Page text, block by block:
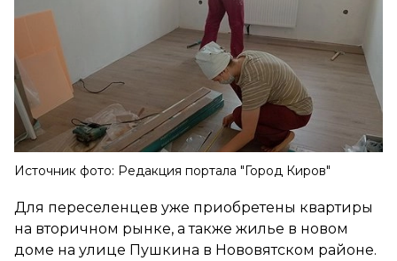
Источник фото: Редакция портала "Город Киров"
Для переселенцев уже приобретены квартиры
на вторичном рынке, а также жилье в новом
доме на улице Пушкина в Нововятском районе.